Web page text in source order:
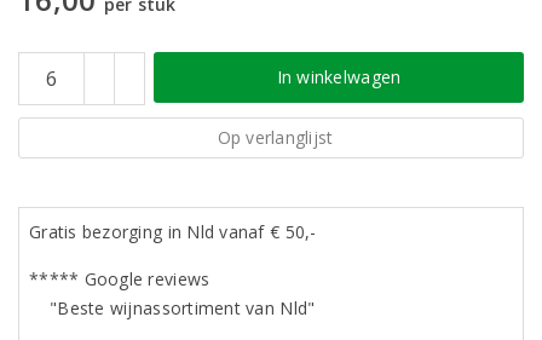
In winkelwagen
Op verlanglijst
Gratis bezorging in Nld vanaf € 50,-
***** Google reviews
"Beste wijnassortiment van Nld"